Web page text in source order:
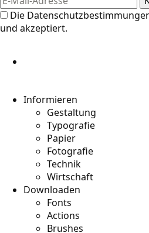
Die
und akzeptiert.
Informieren
Gestaltung
Typografie
Papier
Fotografie
Technik
Wirtschaft
Downloaden
Fonts
Actions
Brushes